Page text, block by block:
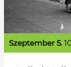
szeptember 5.